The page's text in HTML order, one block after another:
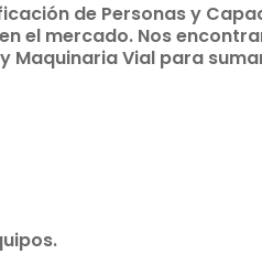
de Personas y
el mercado. Nos
Maquinaria Vial para